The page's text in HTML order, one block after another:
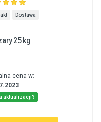
Dostawa
25 kg
cena w:
aktualizacji?